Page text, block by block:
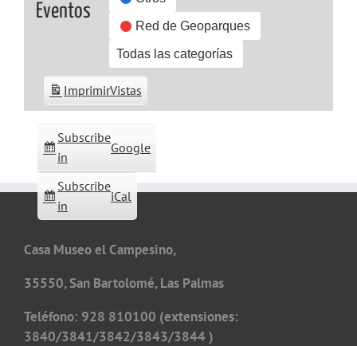
Eventos
Red de Geoparques
Todas las categorías
Subscribe
in
Google
Subscribe
in
iCal
ImprimirVistas
Casa Museo el Campesino,
35550, San Bartolomé, Las Palmas
Teléfono: 928 810100 (extensiones:
3840/3841/3842/3843/3844 )